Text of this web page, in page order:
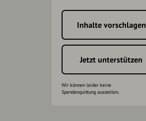
Inhalte vorschlagen
Jetzt unterstützen
Wir können leider keine
Spendenquittung ausstellen.